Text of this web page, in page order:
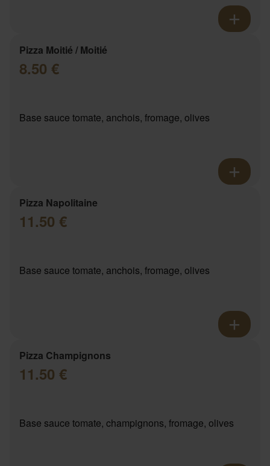
Pizza Moitié / Moitié
8.50 €
Base sauce tomate, anchois, fromage, olives
Pizza Napolitaine
11.50 €
Base sauce tomate, anchois, fromage, olives
Pizza Champignons
11.50 €
Base sauce tomate, champignons, fromage, olives